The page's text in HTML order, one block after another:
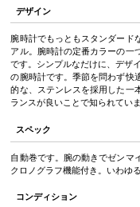
デザイン
腕時計でもっともスタンダード
アル。腕時計の定番カラーの一
です。シンプルなだけに、デザ
の腕時計です。季節を問わず快
的な、ステンレスを採用した一
ランスが良いことで知られていま
スペック
自動巻です。腕の動きでゼンマ
クロノグラフ機能付き。いわゆ
コンディション